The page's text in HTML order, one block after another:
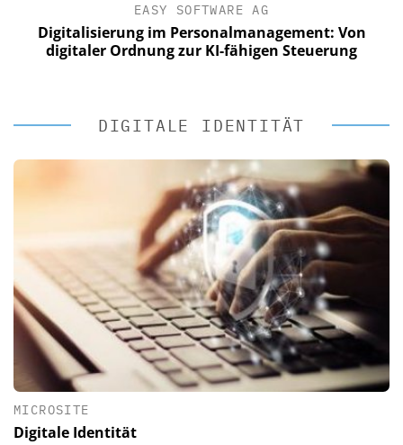
EASY SOFTWARE AG
Digitalisierung im Personalmanagement: Von
digitaler Ordnung zur KI-fähigen Steuerung
DIGITALE IDENTITÄT
MICROSITE
Digitale Identität